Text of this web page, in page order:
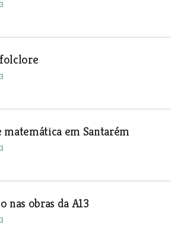
matemática em Santarém
nas obras da A13